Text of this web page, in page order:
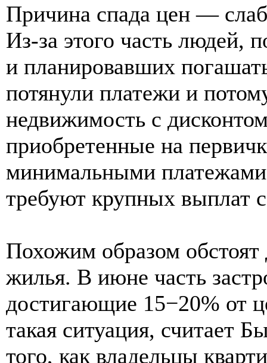
Причина спада цен —
Из-за этого часть людей,
и планировавших
потянули платежи и
недвижимость с
приобретенные на
минимальными платежами
требуют крупных выплат
Похожим образом
жилья. В июне часть
достигающие 15−20% от
такая ситуация, считает
того, как владельцы